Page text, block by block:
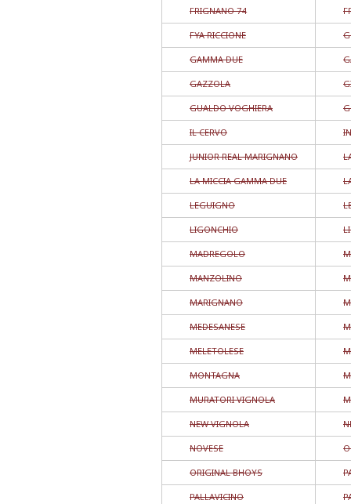
FRIGNANO 74
FYA RICCIONE
GAMMA DUE
GAZZOLA
GUALDO VOGHIERA
IL CERVO
JUNIOR REAL MARIGNANO
LA MICCIA GAMMA DUE
LEGUIGNO
LIGONCHIO
MADREGOLO
MANZOLINO
MARIGNANO
MEDESANESE
MELETOLESE
MONTAGNA
MURATORI VIGNOLA
NEW VIGNOLA
NOVESE
ORIGINAL BHOYS
PALLAVICINO